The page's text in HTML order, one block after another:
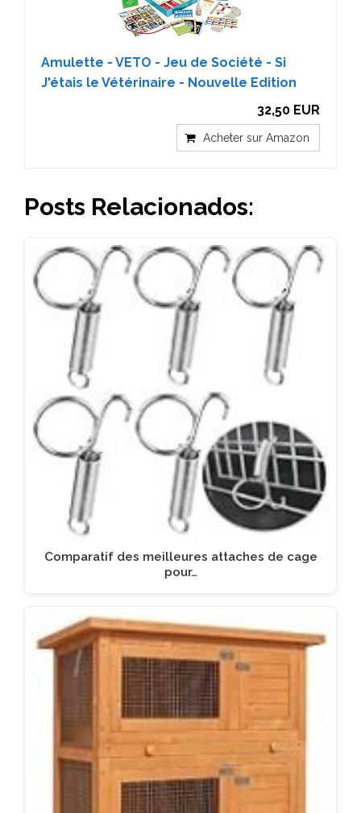
Amulette - VETO - Jeu de Société - Si
J'étais le Vétérinaire - Nouvelle Edition
32,50 EUR
Acheter sur Amazon
Posts Relacionados:
Comparatif des meilleures attaches de cage
pour…